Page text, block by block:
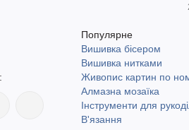
Популярне
Вишивка бісером
Вишивка нитками
Живопис картин по
Алмазна мозаїка
Інструменти для
В'язання